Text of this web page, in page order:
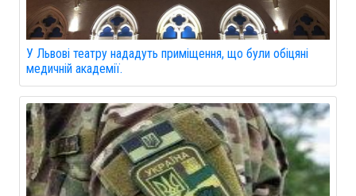
У Львові театру нададуть приміщення, що були обіцяні
медичній академії.